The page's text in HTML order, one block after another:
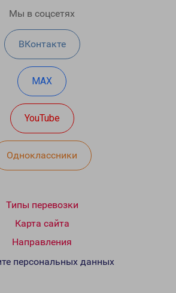
Мы в соцсетях
ВКонтакте
MAX
YouTube
Одноклассники
Типы перевозки
Карта сайта
Направления
персональных данных